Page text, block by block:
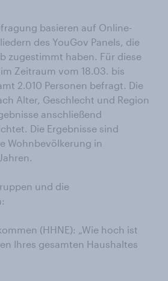
basieren auf Online-
des YouGov Panels, die
zugestimmt haben. Für diese
Zeitraum vom 18.03. bis
2.010 Personen befragt. Die
Alter, Geschlecht und Region
anschließend
Die Ergebnisse sind
Wohnbevölkerung in
und die
(HHNE): „Wie hoch ist
Ihres gesamten Haushaltes